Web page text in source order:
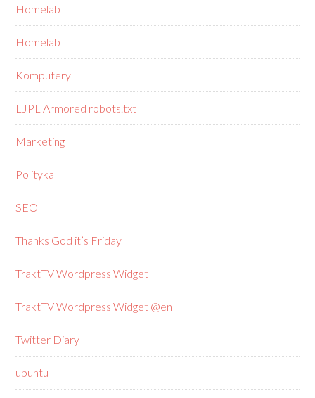
Homelab
Homelab
Komputery
LJPL Armored robots.txt
Marketing
Polityka
SEO
Thanks God it’s Friday
TraktTV Wordpress Widget
TraktTV Wordpress Widget @en
Twitter Diary
ubuntu